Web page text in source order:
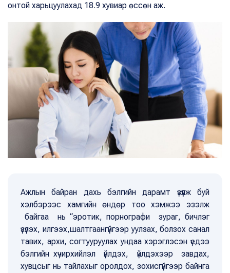
онтой харьцуулахад 18.9 хувиар өссөн аж.
Ажлын байран дахь бэлгийн дарамт үзүүлж буй
хэлбэрээс хамгийн өндөр тоо хэмжээ эзэлж
байгаа нь “эротик, порнографи зураг, бичлэг
үзүүлэх, илгээх,шалтгаангүйгээр уулзах, болзох санал
тавих, архи, согтууруулах ундаа хэрэглэсэн үедээ
бэлгийн хүчирхийлэл үйлдэх, үйлдэхээр завдах,
хувцсыг нь тайлахыг оролдох, зохисгүйгээр байнга